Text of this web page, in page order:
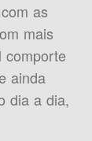
as
mais
comporte
ainda
dia a dia,